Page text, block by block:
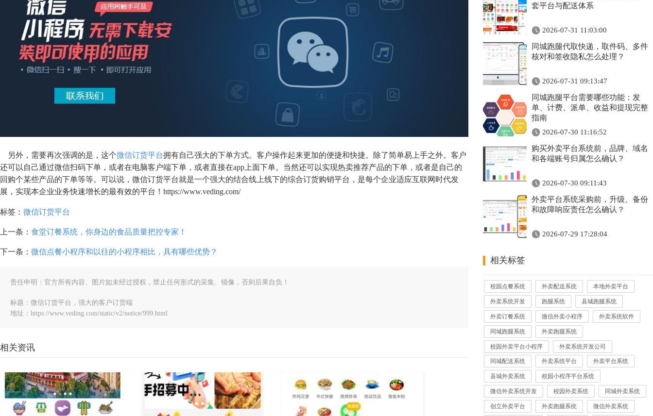
另外，需要再次强调的是，这个微信订货平台拥有自己强大的下单方式。客户操作起来更加的便捷和快捷。除了简单易上手之外。客户
还可以自己通过微信扫码下单，或者在电脑客户端下单，或者直接在app上面下单。当然还可以实现热卖推荐产品的下单，或者是自己的
回购个某些产品的下单等等。可以说，微信订货平台就是一个强大的结合线上线下的综合订货购销平台，是每个企业适应互联网时代发
展，实现本企业业务快速增长的最有效的平台！https://www.veding.com/
标签： 微信订货平台
上一条： 食堂订餐系统，你身边的食品质量把控专家！
下一条： 微信点餐小程序和以往的小程序相比，具有哪些优势？
责任申明：官方所有内容、图片如未经过授权，禁止任何形式的采集、镜像，否则后果自负！
标题：微信订货平台，强大的客户订货端
地址：https://www.veding.com/static/v2/notice/999.html
相关资讯
套平台与配送体系
2026-07-31 11:03:00
同城跑腿代取快递，取件码、多件
核对和签收隐私怎么处理？
2026-07-31 09:13:47
同城跑腿平台需要哪些功能：发
单、计费、派单、收益和提现完整
指南
2026-07-30 11:16:52
购买外卖平台系统前，品牌、域名
和各端账号归属怎么确认？
2026-07-30 09:11:43
外卖平台系统采购前，升级、备份
和故障响应责任怎么确认？
2026-07-29 17:28:04
相关标签
校园点餐系统 外卖配送系统 本地外卖平台
外卖系统开发 跑腿系统 县城跑腿系统
外卖订餐系统 微信外卖小程序 外卖系统软件
同城跑腿系统 外卖跑腿系统
校园外卖平台小程序 外卖系统开发公司
同城配送系统 外卖系统平台 外卖平台系统
县城外卖系统 校园小程序平台系统
微信外卖系统开发 校园外卖系统 同城外卖系统
创立外卖平台 外卖跑腿系统 微信外卖系统